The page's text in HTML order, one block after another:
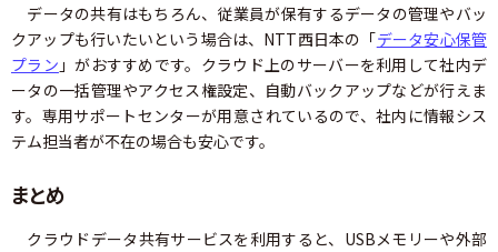
データの共有はもちろん、従業員が保有するデータの管理やバッ
クアップも行いたいという場合は、NTT西日本の「データ安心保管
プラン 」がおすすめです。クラウド上のサーバーを利用して社内デ
ータの一括管理やアクセス権設定、自動バックアップなどが行えま
す。専用サポートセンターが用意されているので、社内に情報シス
テム担当者が不在の場合も安心です。
まとめ
クラウドデータ共有サービスを利用すると、USBメモリーや外部